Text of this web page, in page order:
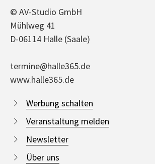
© AV-Studio GmbH
Mühlweg 41
D-06114 Halle (Saale)
termine@halle365.de
www.halle365.de
Werbung schalten
Veranstaltung melden
Newsletter
Über uns